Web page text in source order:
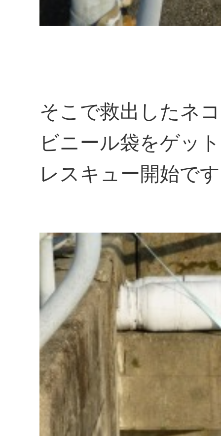
そこで救出したネ
ビニール袋をゲッ
レスキュー開始で